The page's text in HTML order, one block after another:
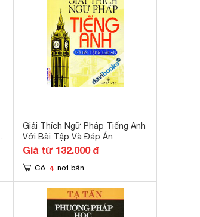
Giải Thích Ngữ Pháp Tiếng Anh
Với Bài Tập Và Đáp Án
Giá từ 132.000 đ
Có 4 nơi bán